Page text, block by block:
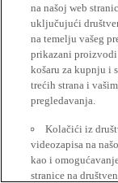
na našoj web
uključujući
na temelju vašeg
prikazani proizvodi
košaru za kupnju i
trećih strana i
pregledavanja.
Kolačići iz
videozapisa na
kao i
stranice na